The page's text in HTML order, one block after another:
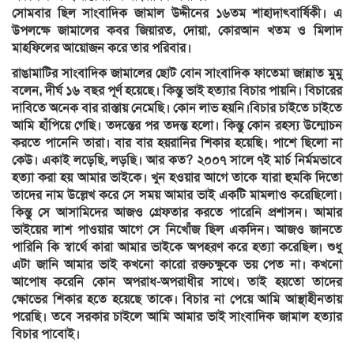
সোমবার ছিল সাংবাদিক জামাল উদ্দীনের ১৬তম শাহাদাৎবার্ষিকী। এ
উপলক্ষে জামালের কবর জিয়ারত, দোয়া, কোরআন খতম ও মিলাদ
মাহফিলের আয়োজন করে তার পরিবার।
রাঙামাটির সাংবাদিক জামালের ছোট বোন সাংবাদিক ফাতেমা জান্নাত মুমু
বলেন, দীর্ঘ ১৬ বছর পূর্ণ হয়েছে। কিন্তু ভাই হত্যার বিচার পায়নি। বিচারের
দাবিতে অনেক বার রাস্তায় নেমেছি। কোন লাভ হয়নি।বিচার চাইতে চাইতে
আমি হাঁপিয়ে গেছি। তদন্তের পর তদন্ত হলো। কিন্তু কোন রহস্য উন্মোচন
করতে পানেনি তারা। বার বার হয়রানির শিকার হয়েছি। পাশে ছিলো না
কেউ। একাই লড়েছি, লড়ছি। আর কত? ২০০৭ সালে ৭ই মার্চ নির্মমভাবে
হত্যা করা হয় আমার ভাইকে। খুন হওয়ার আগে তাকে যারা হুমকি দিতো
তাদের নাম উল্লেখ করে সে সময় আমার ভাই একটি মামলাও করেছিলো।
কিন্তু সে আসামিদের আজও গ্রেফতার করতে পারেনি প্রশাসন। আমার
ভাইয়ের লাশ পাওয়ার আগে সে নিখোঁজ ছিল একদিন। আজও জানতে
পারিনি কি স্বার্থে কারা আমার ভাইকে অপহরণ করে হত্যা করেছিল। শুধু
এটা জানি আমার ভাই কখনো কারো রক্তচক্ষুকে ভয় পেত না। কখনো
আপোষ করেনি কোন অপরাধ-অপরাধীর সাথে। তাই হয়তো তাদের
ক্ষোভের শিকার হতে হয়েছে তাকে। বিচার না পেয়ে আমি আস্থাহীনতায়
পরেছি। তবে সরকার চাইলে আমি আমার ভাই সাংবাদিক জামাল হত্যার
বিচার পাবোই।